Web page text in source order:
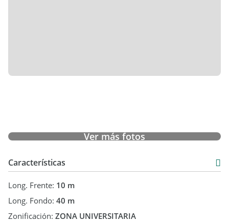
Ver más fotos
Características
Long. Frente: 10 m
Long. Fondo: 40 m
Zonificación: ZONA UNIVERSITARIA